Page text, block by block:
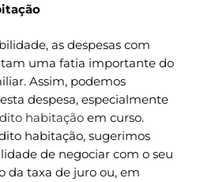
as despesas com
uma fatia importante do
Assim, podemos
despesa, especialmente
habitaçãoem curso.
habitação, sugerimos
de negociar com o seu
da taxa de juro ou, em